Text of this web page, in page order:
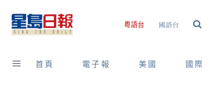
content
粵語台 國語台
首頁 電子報 美國 國際